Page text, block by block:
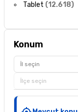
Tablet (12.618)
Konum
İl seçin
İlçe seçin